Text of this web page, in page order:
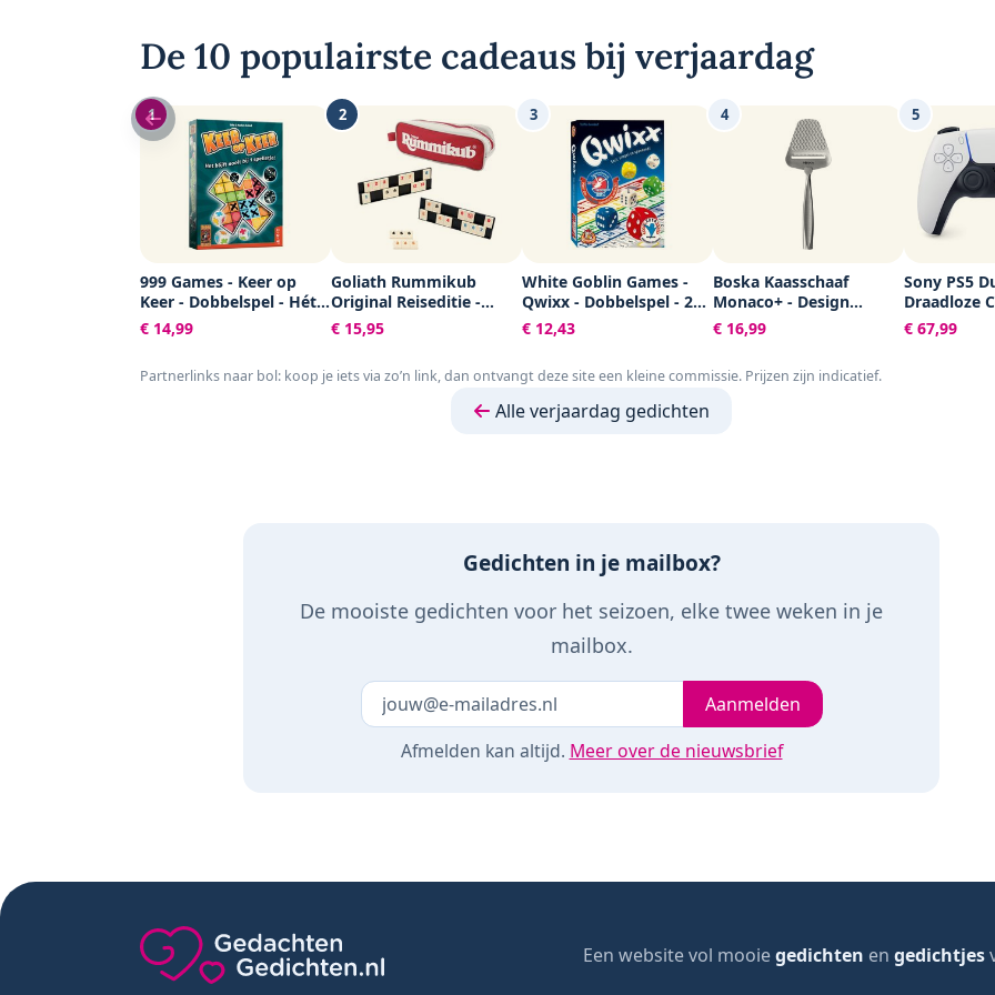
De 10 populairste cadeaus bij verjaardag
1
999 Games - Keer op
Keer - Dobbelspel - Hét
dobbelspel voor het hele
gezin - Gezelschapsspel -
spel - Klein cadeautje
€ 14,99
2
Goliath Rummikub
Original Reiseditie -
Bordspel - Inclusief Tasje
€ 15,95
3
White Goblin Games -
Qwixx - Dobbelspel - 2
tot 5 spelers - Voor de
hele familie -
cadeautje
€ 12,43
4
Boska Kaasschaaf
Monaco+ - Design
kaasschaaf - Award
winnaar - Kaasschaaf
Vaatwasserbestendige
€ 16,99
5
Sony PS5
Draadloze
Wit
€ 67,99
Partnerlinks naar bol: koop je iets via zo’n link, dan ontvangt deze site een kleine commissie. Prijzen zijn indicatief.
Alle verjaardag gedichten
Gedichten in je mailbox?
De mooiste gedichten voor het seizoen, elke twee weken in je
mailbox.
Laat dit veld leeg Je e-mailadresAanmelden
Afmelden kan altijd. Meer over de nieuwsbrief
Een website vol mooiegedichten en gedichtjes